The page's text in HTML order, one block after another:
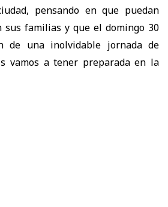
pensando en que puedan
sus familias y que el domingo 30
de una inolvidable jornada de
vamos a tener preparada en la